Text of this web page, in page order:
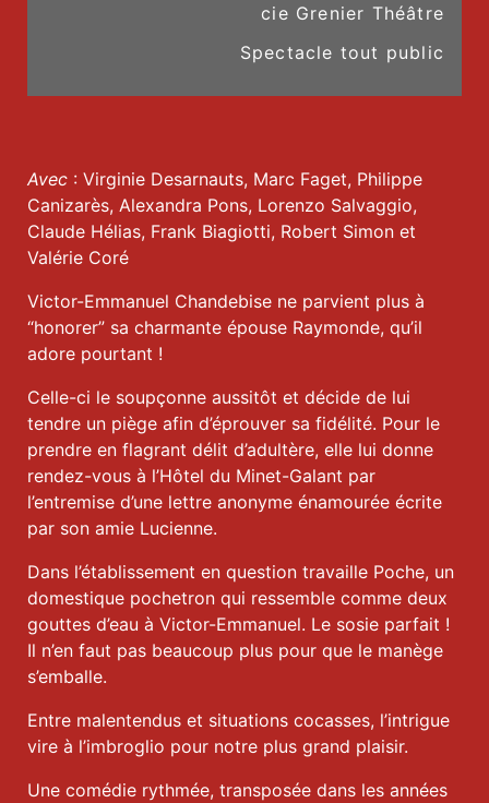
cie Grenier Théâtre
Spectacle tout public
Avec: Virginie Desarnauts, Marc Faget, Philippe
Canizarès, Alexandra Pons, Lorenzo Salvaggio,
Claude Hélias, Frank Biagiotti, Robert Simon et
Valérie Coré
Victor-Emmanuel Chandebise ne parvient plus à
“honorer” sa charmante épouse Raymonde, qu’il
adore pourtant !
Celle-ci le soupçonne aussitôt et décide de lui
tendre un piège afin d’éprouver sa fidélité. Pour le
prendre en flagrant délit d’adultère, elle lui donne
rendez-vous à l’Hôtel du Minet-Galant par
l’entremise d’une lettre anonyme énamourée écrite
par son amie Lucienne.
Dans l’établissement en question travaille Poche, un
domestique pochetron qui ressemble comme deux
gouttes d’eau à Victor-Emmanuel. Le sosie parfait !
Il n’en faut pas beaucoup plus pour que le manège
s’emballe.
Entre malentendus et situations cocasses, l’intrigue
vire à l’imbroglio pour notre plus grand plaisir.
Une comédie rythmée, transposée dans les années